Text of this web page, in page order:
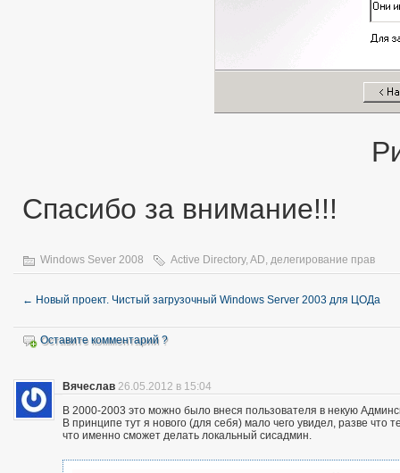
Спасибо за внимание!!!
Windows Sever 2008 Active Directory,AD, делегирование прав
← Новый проект. Чистый загрузочный Windows Server 2003 для ЦОДа
Оставите комментарий ?
Вячеслав 26.05.2012 в 15:04
В 2000-2003 это можно было внеся пользователя в некую
В принципе тут я нового (для себя) мало чего увидел, разве
что именно сможет делать локальный сисадмин.